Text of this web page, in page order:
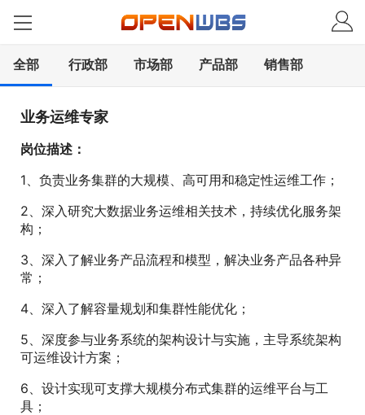
全部 行政部 市场部 产品部 销售部
业务运维专家
岗位描述：
1、负责业务集群的大规模、高可用和稳定性运维工作；
2、深入研究大数据业务运维相关技术，持续优化服务架
构；
3、深入了解业务产品流程和模型，解决业务产品各种异
常；
4、深入了解容量规划和集群性能优化；
5、深度参与业务系统的架构设计与实施，主导系统架构
可运维设计方案；
6、设计实现可支撑大规模分布式集群的运维平台与工
具；